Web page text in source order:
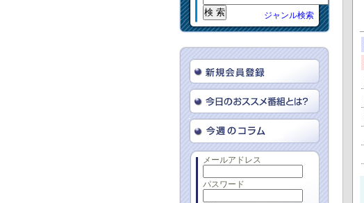
ジャンル検索
メールアドレス
パスワード